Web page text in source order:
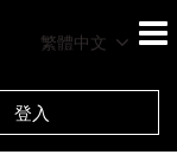
繁體中文
登入